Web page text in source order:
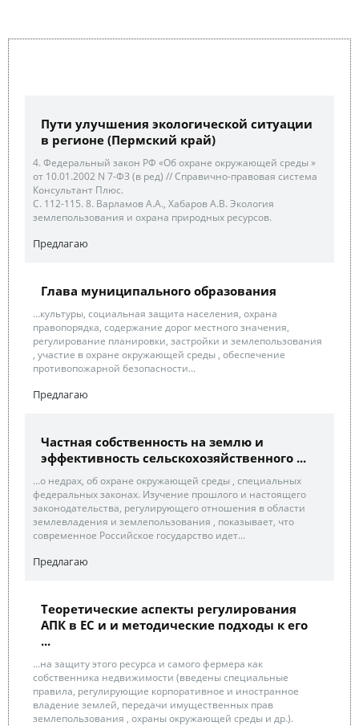
Пути улучшения экологической ситуации
в регионе (Пермский край)
4. Федеральный закон РФ «Об охране окружающей среды »
от 10.01.2002 N 7-ФЗ (в ред) // Справично-правовая система
Консультант Плюс.
С. 112-115. 8. Варламов А.А., Хабаров А.В. Экология
землепользования и охрана природных ресурсов.
Предлагаю
Глава муниципального образования
...культуры, социальная защита населения, охрана
правопорядка, содержание дорог местного значения,
регулирование планировки, застройки и землепользования
, участие в охране окружающей среды , обеспечение
противопожарной безопасности...
Предлагаю
Частная собственность на землю и
эффективность сельскохозяйственного ...
...о недрах, об охране окружающей среды , специальных
федеральных законах. Изучение прошлого и настоящего
законодательства, регулирующего отношения в области
землевладения и землепользования , показывает, что
современное Российское государство идет...
Предлагаю
Теоретические аспекты регулирования
АПК в ЕС и и методические подходы к его
...
...на защиту этого ресурса и самого фермера как
собственника недвижимости (введены специальные
правила, регулирующие корпоративное и иностранное
владение землей, передачи имущественных прав
землепользования , охраны окружающей среды и др.).